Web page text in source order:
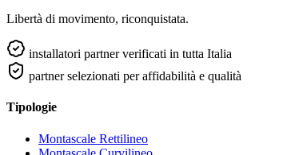
Libertà di movimento, riconquistata.
installatori partner verificati in tutta Italia
partner selezionati per affidabilità e qualità
Tipologie
Montascale Rettilineo